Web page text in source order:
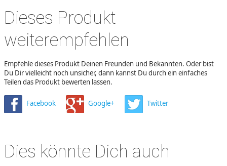
Dieses Produkt
weiterempfehlen
Empfehle dieses Produkt Deinen Freunden und Bekannten. Oder bist
Du Dir vielleicht noch unsicher, dann kannst Du durch ein einfaches
Teilen das Produkt bewerten lassen.
Facebook Google+ Twitter
Dies könnte Dich auch